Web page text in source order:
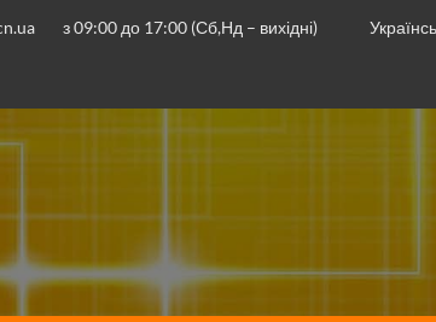
з 09:00 до 17:00 (Сб,Нд – вихідні)